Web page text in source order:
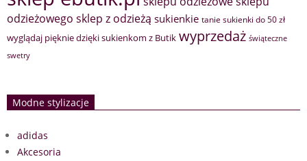
odzieżowego sklep z odzieżą sukienkie tanie sukienki do 50 zł
wyglądaj pięknie dzięki sukienkom z Butik wyprzedaż świąteczne
swetry
Modne stylizacje
adidas
Akcesoria